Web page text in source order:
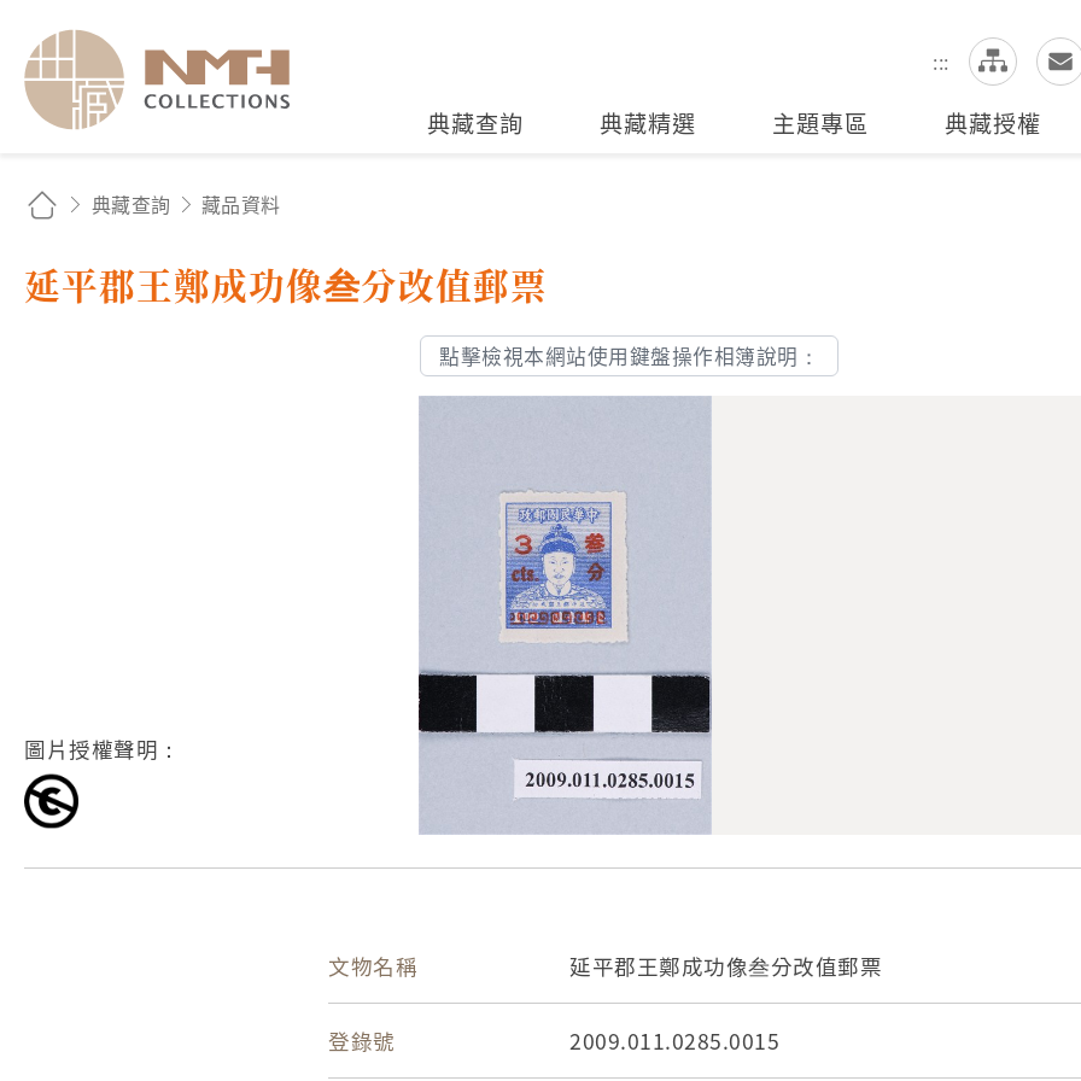
:::
全站搜尋
典藏查詢 典藏精選 主題專區 典藏授權
典藏查詢 藏品資料
延平郡王鄭成功像叁分改值郵票
點擊檢視本網站使用鍵盤操作相簿說明：
圖片授權聲明：
文物名稱 延平郡王鄭成功像叁分改值郵票
登錄號 2009.011.0285.0015